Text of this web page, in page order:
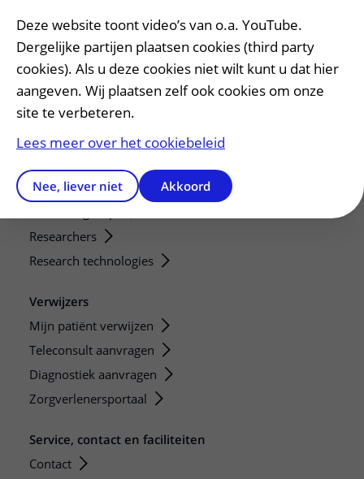
Bezoektijden
Onderwijs en onderzoek
Onze opleidingen
De Nieuwe Utrechtse School
Stage en opleidingsplaatsen
Strategic programs
Researchers
Research technologies
Verwijzers
Mijn patiënt verwijzen
Teleconsult aanvragen
Diagnostiek aanvragen
Zorgverlenersportaal
Service, contact en faciliteiten
Contact
Deze website toont video’s van o.a. YouTube.
Dergelijke partijen plaatsen cookies (third party
cookies). Als u deze cookies niet wilt kunt u dat hier
aangeven. Wij plaatsen zelf ook cookies om onze
site te verbeteren.
Lees meer over het cookiebeleid
Nee, liever niet Akkoord